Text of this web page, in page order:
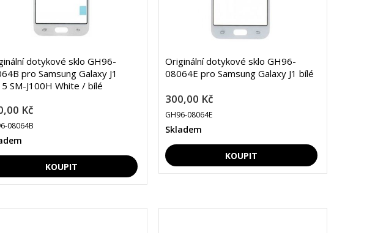
dotykové sklo GH96-
pro Samsung Galaxy J1
SM-J100H White / bílé
Kč
08064B
Originální dotykové sklo GH96-
08064E pro Samsung Galaxy J1 bílé
300,00 Kč
GH96-08064E
Skladem